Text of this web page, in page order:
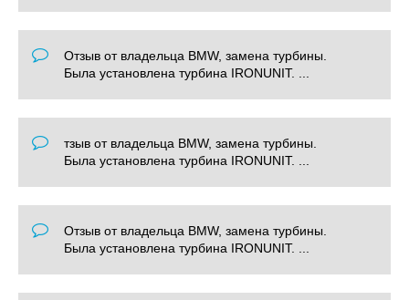
Отзыв от владельца BMW, замена турбины.
Была установлена турбина IRONUNIT. ...
тзыв от владельца BMW, замена турбины.
Была установлена турбина IRONUNIT. ...
Отзыв от владельца BMW, замена турбины.
Была установлена турбина IRONUNIT. ...